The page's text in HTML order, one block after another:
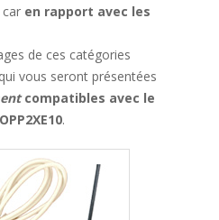
en rapport avec les
de ces catégories
vous seront présentées
compatibles avec le
.